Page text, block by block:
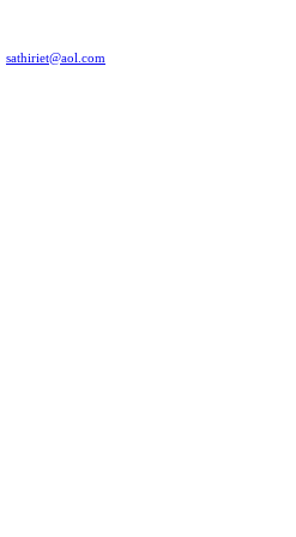
sathiriet@aol.com